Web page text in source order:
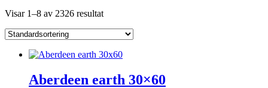
Visar 1–8 av 2326 resultat
Aberdeen earth 30×60